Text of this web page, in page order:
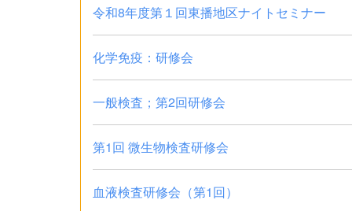
令和8年度第１回東播地区ナイトセミナー
化学免疫：研修会
一般検査；第2回研修会
第1回 微生物検査研修会
血液検査研修会（第1回）